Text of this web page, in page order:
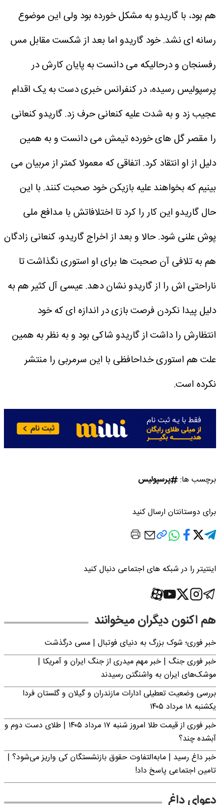
هم بود، با گاریدو به مشکل خورده بود ولی این موضوع
رسانه ای نشد. خود گاریدو اما بعد از شکست مقابل مس
رفسنجان و درحالیکه می دانست به پایان کارش در
پرسپولیس رسیده، در کنفرانس خبری دست به یک اقدام
عجیب زد و به شدت علیه کنعانی حرف زد. گاریدو کنعانی
را مقصر گل های خورده تیمش می دانست و به همین
دلیل از او انتقاد کرد. اتفاقی که معمولا کمتر از مربیان می
بینیم که بخواهند علیه بازیکن خود صحبت کنند. با این
حال گاریدو این کار را کرد تا اختلافاتش با مدافع ملی
پوش علنی شود. حالا و بعد از اخراج گاریدو، کنعانی زادگان
هم به تلافی آن صحبت ها برای او استوری نگذاشت تا
ناراحتی اش را از گاریدو نشان دهد. عیسی آل کثیر هم به
دلیل پیدا نکردن فرصت بازی در اندازه ای که خود
انتظارش را داشت از گاریدو شاکی بود و به نظر به همین
علت هم استوری خداحافظی با این سرمربی را منتشر
نکرده است.
برچسب ها: پرسپولیس
برای دوستانتان ارسال کنید
اینتیتر را در شبکه های اجتماعی دنبال کنید
هم اکنون دیگران میخوانند
خبر فوری؛‌ شوک بزرگ به دنیای فوتبال | مسی درگذشت
خبر فوری جنگ | خبر مهم میدری از جنگ ایران و آمریکا |
موشک‌های ایران به واشنگتن رسیدند
بررسی وضعیت تعطیلی ادارات مازندران و گیلان و گلستان فردا
یکشنبه ۱۸ مرداد ۱۴۰۵
خبر فوری از قیمت طلا امروز شنبه ۱۷ مرداد ۱۴۰۵ | طلای دست دوم و
آبشده چند؟
خبر داغ رسید | مابه‌التفاوت حقوق بازنشستگان کی واریز می‌شود؟ |
تامین اجتماعی پاسخ داد!
دعوای داغ